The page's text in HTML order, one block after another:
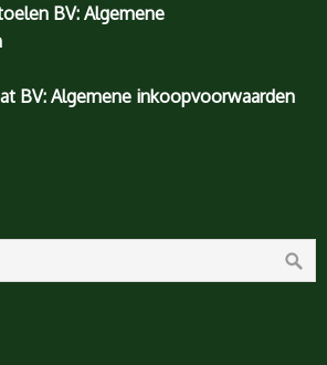
BV: Algemene
BV: Algemene inkoopvoorwaarden